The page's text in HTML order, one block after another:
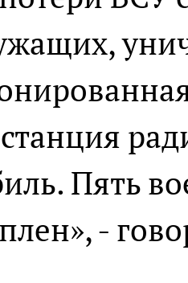
Пять
-